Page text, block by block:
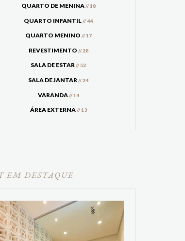
QUARTO DE MENINA// 18
QUARTO INFANTIL// 44
QUARTO MENINO // 17
REVESTIMENTO // 28
SALA DE ESTAR// 52
SALA DE JANTAR// 24
VARANDA// 14
ÁREA EXTERNA// 13
EM DESTAQUE